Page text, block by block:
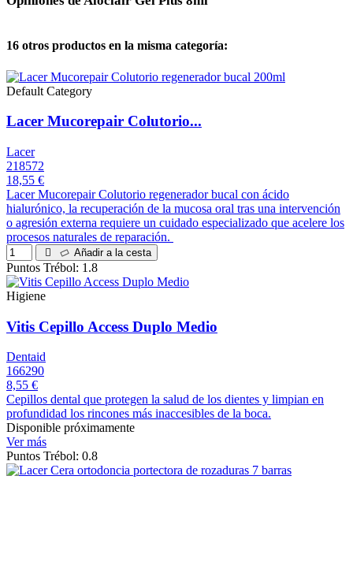
16 otros productos en la misma categoría:
Default Category
Lacer Mucorepair Colutorio...
Lacer
218572
18,55 €
Lacer Mucorepair Colutorio regenerador bucal con ácido
hialurónico, la recuperación de la mucosa oral tras una intervención
o agresión externa requiere un cuidado especializado que acelere los
procesos naturales de reparación.
Añadir a la cesta
Puntos Trébol: 1.8
Higiene
Vitis Cepillo Access Duplo Medio
Dentaid
166290
8,55 €
Cepillos dental que protegen la salud de los dientes y limpian en
profundidad los rincones más inaccesibles de la boca.
Disponible próximamente
Ver más
Puntos Trébol: 0.8